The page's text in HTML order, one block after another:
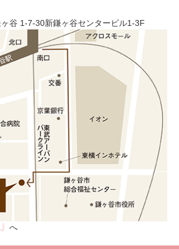
谷 1-7-30新鎌ヶ谷センタービル1-3F
へ